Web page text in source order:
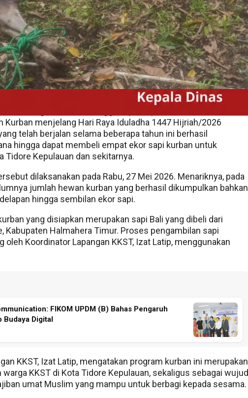
Kurban menjelang Hari Raya Iduladha 1447 Hijriah/2026
telah berjalan selama beberapa tahun ini berhasil
hingga dapat membeli empat ekor sapi kurban untuk
Tidore Kepulauan dan sekitarnya.
dilaksanakan pada Rabu, 27 Mei 2026. Menariknya, pada
jumlah hewan kurban yang berhasil dikumpulkan bahkan
hingga sembilan ekor sapi.
yang disiapkan merupakan sapi Bali yang dibeli dari
Kabupaten Halmahera Timur. Proses pengambilan sapi
oleh Koordinator Lapangan KKST, Izat Latip, menggunakan
FIKOM UPDM (B) Bahas Pengaruh
Digital
KKST, Izat Latip, mengatakan program kurban ini merupakan
KKST di Kota Tidore Kepulauan, sekaligus sebagai wujud
umat Muslim yang mampu untuk berbagi kepada sesama.